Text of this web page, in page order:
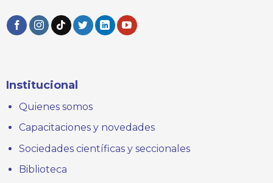
Institucional
Quienes somos
Capacitaciones y novedades
Sociedades científicas y seccionales
Biblioteca